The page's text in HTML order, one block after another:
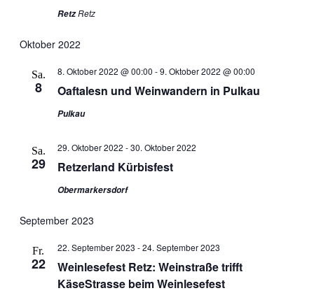
RetzRetz
Oktober 2022
Sa.
8 Oaftalesn und Weinwandern in Pulkau
8. Oktober 2022 @ 00:00 -9. Oktober 2022 @ 00:00
Pulkau
Sa.
29 Retzerland Kürbisfest
29. Oktober 2022 -30. Oktober 2022
Obermarkersdorf
September 2023
Fr.
22
Weinlesefest Retz: Weinstraße trifft
KäseStrasse beim Weinlesefest
22. September 2023 -24. September 2023